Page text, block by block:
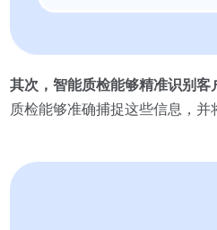
其次，智能质检能够精准识别客
质检能够准确捕捉这些信息，并